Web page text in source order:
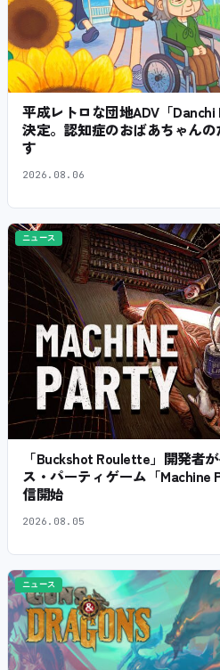
平成レトロな団地ADV「
決定。認知症のおばあちゃん
す
2026.08.06
ニュース
「Buckshot Roulette」開発者
ス・パーティゲーム「Machine
信開始
2026.08.05
ニュース